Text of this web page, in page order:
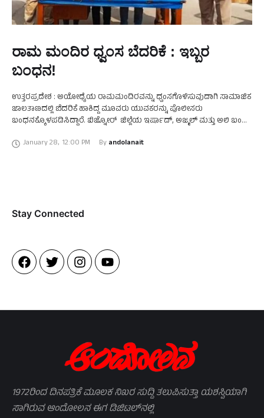
ರಾಮ ಮಂದಿರ ಧ್ವಂಸ ಬೆದರಿಕೆ : ಇಬ್ಬರ
ಬಂಧನ!
ಉತ್ತರಪ್ರದೇಶ : ಅಯೋಧ್ಯೆಯ ರಾಮಮಂದಿರವನ್ನು ಧ್ವಂಸಗೊಳಿಸುವುದಾಗಿ ಸಾಮಾಜಿಕ
ಜಾಲತಾಣದಲ್ಲಿ ಬೆದರಿಕೆ ಹಾಕಿದ್ದ ಮೂವರು ಯುವಕರನ್ನು ಪೊಲೀಸರು
ಬಂಧನಕ್ಕೊಳಪಡಿಸಿದ್ದಾರೆ. ಬಿಜ್ನೋರ್‌ ಜಿಲ್ಲೆಯ ಇರ್ಷಾದ್‌, ಅಜ್ಮಲ್‌ ಮತ್ತು ಅಲಿ ಬಂಧಿತ
ಸೃಷ್ಟಿಸಿಕೊಂಡಿದ್ದ ಈ ಮೂವರೂ …
January 28, 12:00 PM By andolanait
Stay Connected​
1972ರಿಂದ ದಿನಪತ್ರಿಕೆ ಮೂಲಕ ನಿಖರ ಸುದ್ದಿ ತಲುಪಿಸುತ್ತಾ ಯಶಸ್ವಿಯಾಗಿ
ಸಾಗಿರುವ ಆಂದೋಲನ ಈಗ ಡಿಜಿಟಲ್‌ನಲ್ಲಿ